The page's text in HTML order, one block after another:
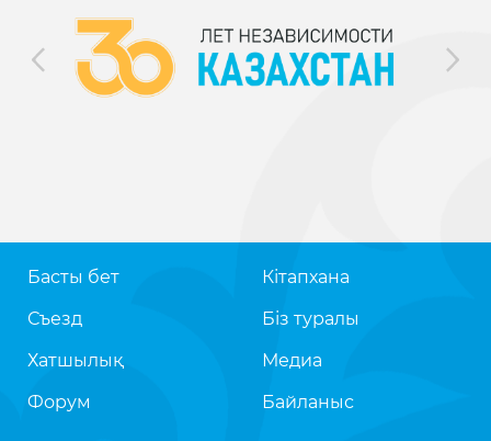
Басты бет
Съезд
Хатшылық
Форум
Кітапхана
Біз туралы
Медиа
Байланыс